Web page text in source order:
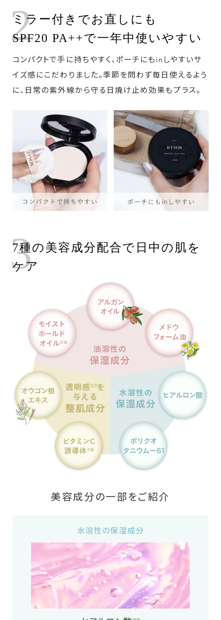
2
ミラー付きでお直しにも
SPF20 PA++で一年中使いやすい
コンパクトで手に持ちやすく、ポーチにもinしやすいサ
イズ感にこだわりました。季節を問わず毎日使えるよう
に、日常の紫外線から守る日焼け止め効果もプラス。
3
7種の美容成分配合で日中の肌を
ケア
美容成分の一部をご紹介
水溶性の保湿成分